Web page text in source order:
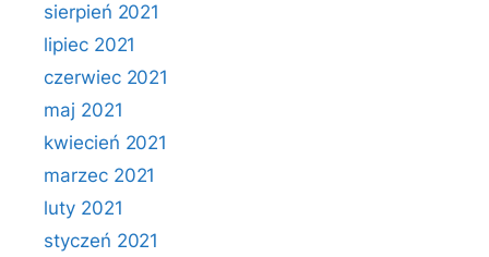
sierpień 2021
lipiec 2021
czerwiec 2021
maj 2021
kwiecień 2021
marzec 2021
luty 2021
styczeń 2021